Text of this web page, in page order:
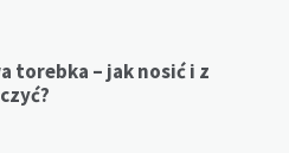
torebka – jak nosić i z